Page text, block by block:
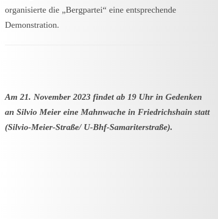
organisierte die „Bergpartei“ eine entsprechende
Demonstration.
Am 21. November 2023 findet ab 19 Uhr in Gedenken
an Silvio Meier eine Mahnwache in Friedrichshain statt
(Silvio-Meier-Straße/ U-Bhf-Samariterstraße).